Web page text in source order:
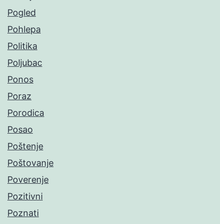
Pogled
Pohlepa
Politika
Poljubac
Ponos
Poraz
Porodica
Posao
Poštenje
Poštovanje
Poverenje
Pozitivni
Poznati